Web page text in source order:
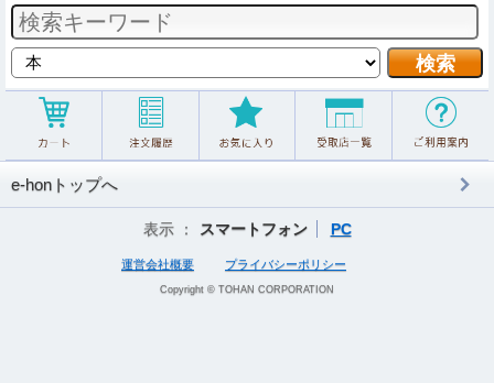
e-honトップへ
表示 ： スマートフォン PC
運営会社概要 プライバシーポリシー
Copyright © TOHAN CORPORATION